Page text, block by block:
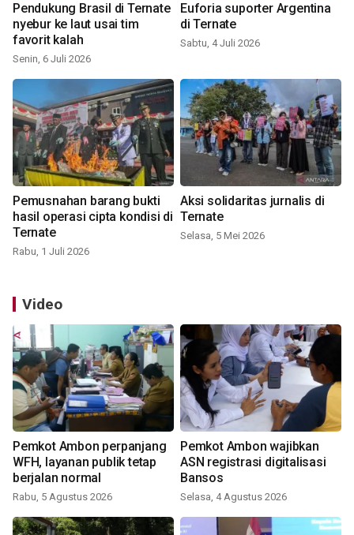
Pendukung Brasil di Ternate
nyebur ke laut usai tim
favorit kalah
Senin, 6 Juli 2026
Euforia suporter Argentina
di Ternate
Sabtu, 4 Juli 2026
Pemusnahan barang bukti
hasil operasi cipta kondisi di
Ternate
Rabu, 1 Juli 2026
Aksi solidaritas jurnalis di
Ternate
Selasa, 5 Mei 2026
Video
Pemkot Ambon perpanjang
WFH, layanan publik tetap
berjalan normal
Rabu, 5 Agustus 2026
Pemkot Ambon wajibkan
ASN registrasi digitalisasi
Bansos
Selasa, 4 Agustus 2026